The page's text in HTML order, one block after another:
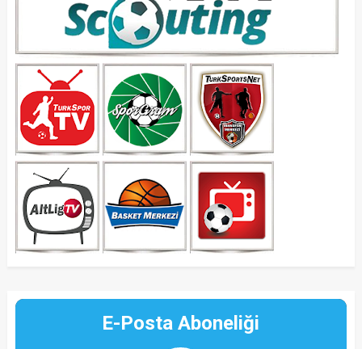
E-Posta Aboneliği